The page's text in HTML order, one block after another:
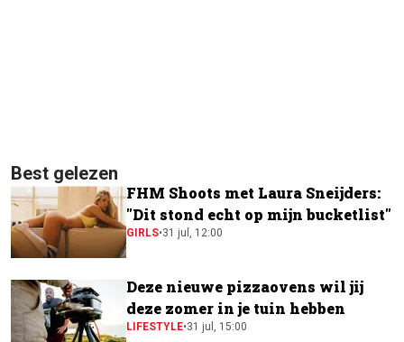
Best gelezen
FHM Shoots met Laura Sneijders:
"Dit stond echt op mijn bucketlist"
GIRLS•31 jul, 12:00
Deze nieuwe pizzaovens wil jij
deze zomer in je tuin hebben
LIFESTYLE•31 jul, 15:00